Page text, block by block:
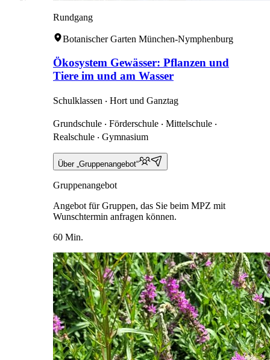
Rundgang
Botanischer Garten München-Nymphenburg
Ökosystem Gewässer: Pflanzen und
Tiere im und am Wasser
Schulklassen ‧ Hort und Ganztag
Grundschule ‧ Förderschule ‧ Mittelschule ‧
Realschule ‧ Gymnasium
Über „Gruppenangebot“
Gruppenangebot
Angebot für Gruppen, das Sie beim MPZ mit
Wunschtermin anfragen können.
60 Min.